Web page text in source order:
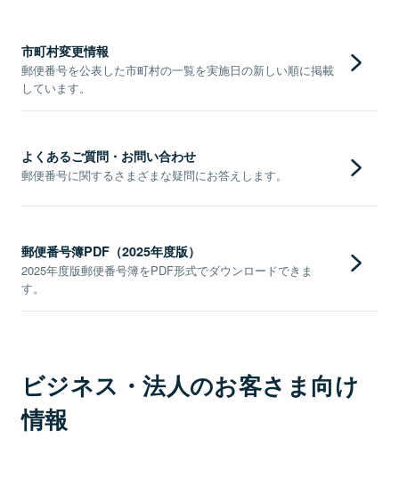
市町村変更情報
郵便番号を公表した市町村の一覧を実施日の新しい順に掲載
しています。
よくあるご質問・お問い合わせ
郵便番号に関するさまざまな疑問にお答えします。
郵便番号簿PDF（2025年度版）
2025年度版郵便番号簿をPDF形式でダウンロードできま
す。
ビジネス・法人のお客さま向け
情報